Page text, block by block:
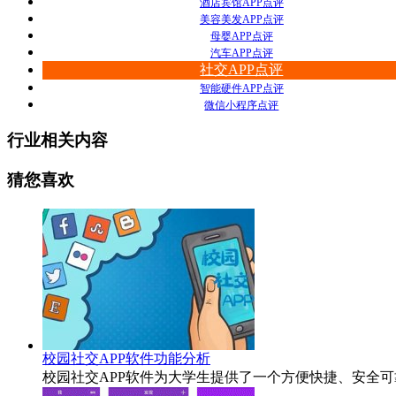
美容美发APP点评
母婴APP点评
汽车APP点评
社交APP点评
智能硬件APP点评
微信小程序点评
行业相关内容
猜您喜欢
校园社交APP软件功能分析
校园社交APP软件为大学生提供了一个方便快捷、安全可